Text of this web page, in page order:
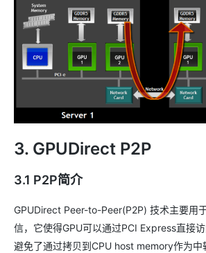
3. GPUDirect P2P
3.1 P2P简介
GPUDirect Peer-to-Peer(P2P) 技术主要用
信，它使得GPU可以通过PCI Express直接访
避免了通过拷贝到CPU host memory作为中